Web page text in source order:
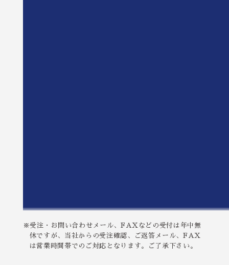
※受注・お問い合わせメール、FAXなどの受付は年中無
休ですが、当社からの受注確認、ご返答メール、FAX
は営業時間帯でのご対応となります。ご了承下さい。